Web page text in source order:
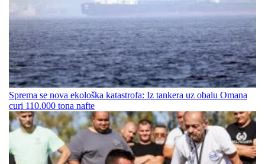
Sprema se nova ekološka katastrofa: Iz tankera uz obalu Omana
curi 110.000 tona nafte